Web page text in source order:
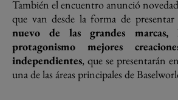
También el encuentro anunció
que van desde la forma de
nuevo de las grandes marcas,
protagonismo mejores
independientes, que se presentarán
una de las áreas principales de